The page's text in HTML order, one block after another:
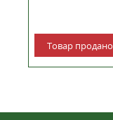
Товар продано